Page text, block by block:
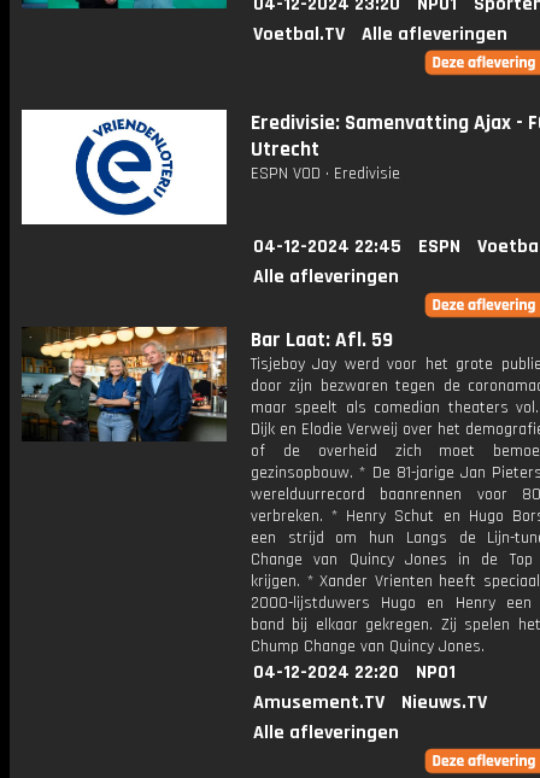
Voetbal.TV
Alle afleveringen
Eredivisie: Samenvatting Ajax -
Utrecht
ESPN VOD • Eredivisie
04-12-2024 22:45 ESPN
Alle afleveringen
Bar Laat: Afl. 59
Tisjeboy Jay werd voor het grote
door zijn bezwaren tegen de
maar speelt als comedian theaters
Dijk en Elodie Verweij over het
of de overheid zich moet
gezinsopbouw. * De 81-jarige Jan
werelduurrecord baanrennen voor
verbreken. * Henry Schut en Hugo
een strijd om hun Langs de Lijn-
Change van Quincy Jones in de
krijgen. * Xander Vrienten heeft
2000-lijstduwers Hugo en Henry een
band bij elkaar gekregen. Zij spelen
Chump Change van Quincy Jones.
04-12-2024 22:20
NPO1
Amusement.TV
Nieuws.TV
Alle afleveringen